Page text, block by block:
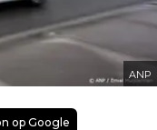
ANP
op Google